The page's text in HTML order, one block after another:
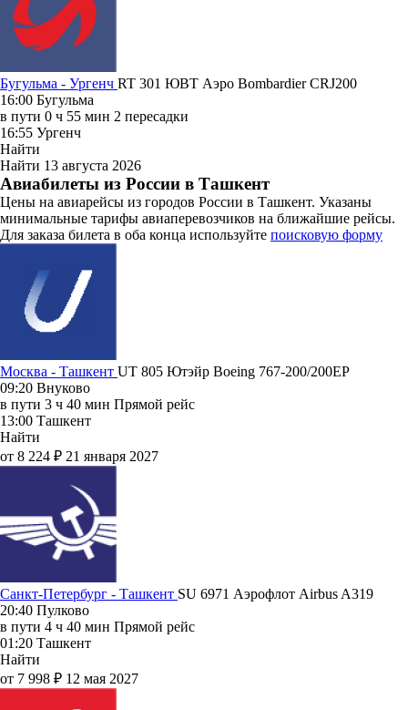
Бугульма - Ургенч RT 301 ЮВТ Аэро Bombardier CRJ200
16:00 Бугульма
в пути 0 ч 55 мин 2 пересадки
16:55 Ургенч
Найти
Найти 13 августа 2026
Авиабилеты из России в Ташкент
Цены на авиарейсы из городов России в Ташкент. Указаны
минимальные тарифы авиаперевозчиков на ближайшие рейсы.
Для заказа билета в оба конца используйте поисковую форму
Москва - Ташкент UT 805 Ютэйр Boeing 767-200/200ЕР
09:20 Внуково
в пути 3 ч 40 мин Прямой рейс
13:00 Ташкент
Найти
от 8 224 ₽ 21 января 2027
Санкт-Петербург - Ташкент SU 6971 Аэрофлот Airbus A319
20:40 Пулково
в пути 4 ч 40 мин Прямой рейс
01:20 Ташкент
Найти
от 7 998 ₽ 12 мая 2027